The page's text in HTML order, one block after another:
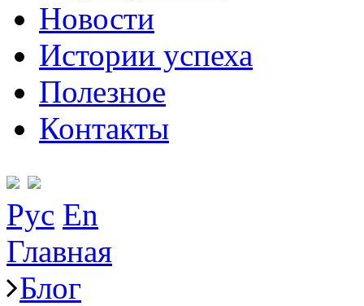
Новости
Истории успеха
Полезное
Контакты
Рус En
Главная
Блог